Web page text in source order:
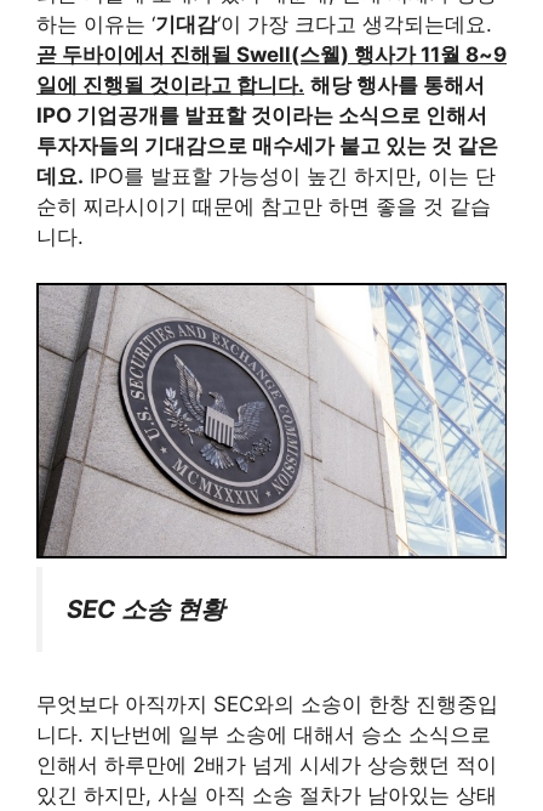
하는 이유는 ‘기대감‘이 가장 크다고 생각되는데요.
곧 두바이에서 진해될 Swell(스웰) 행사가 11월 8~9
일에 진행될 것이라고 합니다. 해당 행사를 통해서
IPO 기업공개를 발표할 것이라는 소식으로 인해서
투자자들의 기대감으로 매수세가 붙고 있는 것 같은
데요. IPO를 발표할 가능성이 높긴 하지만, 이는 단
순히 찌라시이기 때문에 참고만 하면 좋을 것 같습
니다.
SEC 소송 현황
무엇보다 아직까지 SEC와의 소송이 한창 진행중입
니다. 지난번에 일부 소송에 대해서 승소 소식으로
인해서 하루만에 2배가 넘게 시세가 상승했던 적이
있긴 하지만, 사실 아직 소송 절차가 남아있는 상태